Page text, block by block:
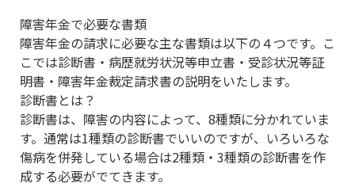
障害年金で必要な書類
障害年金の請求に必要な主な書類は以下の４つです。こ
こでは診断書・病歴就労状況等申立書・受診状況等証
明書・障害年金裁定請求書の説明をいたします。
診断書とは？
診断書は、障害の内容によって、8種類に分かれていま
す。通常は1種類の診断書でいいのですが、いろいろな
傷病を併発している場合は2種類・3種類の診断書を作
成する必要がでてきます。